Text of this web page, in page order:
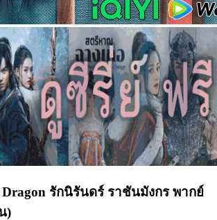
Dragon รักนิรันดร์ ราชันมังกร พากย์
)